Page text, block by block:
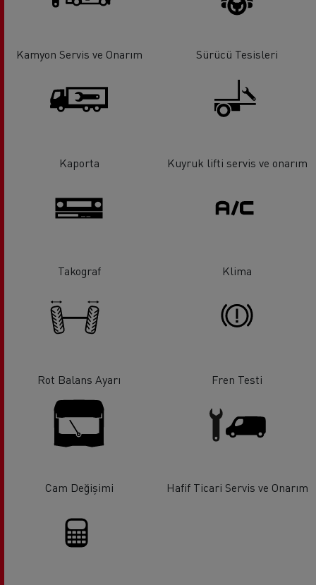
Kamyon Servis ve Onarım Sürücü Tesisleri
Kaporta Kuyruk lifti servis ve onarım
Takograf Klima
Rot Balans Ayarı Fren Testi
Cam Değişimi Hafif Ticari Servis ve Onarım